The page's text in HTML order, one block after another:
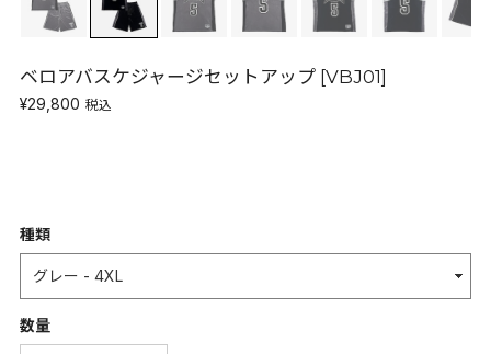
ベロアバスケジャージセットアップ [VBJ01]
¥29,800 税込
種類
数量